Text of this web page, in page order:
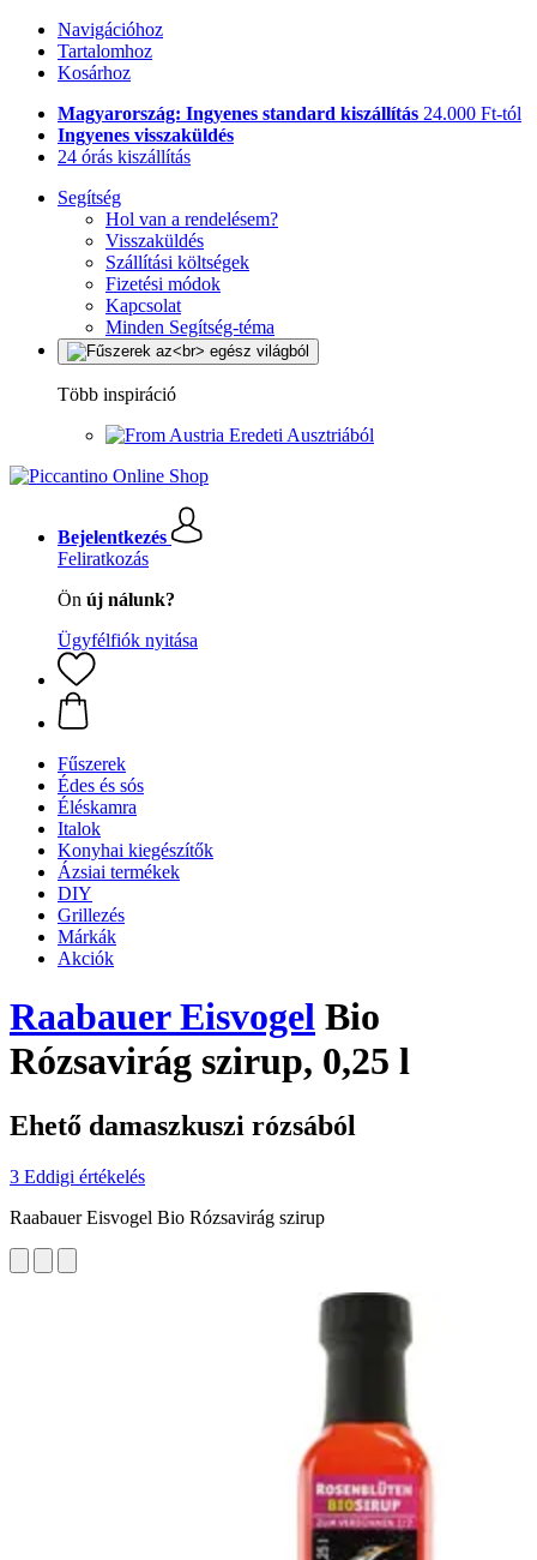
Navigációhoz
Tartalomhoz
Kosárhoz
Magyarország: Ingyenes standard kiszállítás 24.000 Ft-tól
Ingyenes visszaküldés
24 órás kiszállítás
Segítség
Hol van a rendelésem?
Visszaküldés
Szállítási költségek
Fizetési módok
Kapcsolat
Minden Segítség-téma
Több inspiráció
Eredeti Ausztriából
Bejelentkezés
Feliratkozás
Ön új nálunk?
Ügyfélfiók nyitása
Fűszerek
Édes és sós
Éléskamra
Italok
Konyhai kiegészítők
Ázsiai termékek
DIY
Grillezés
Márkák
Akciók
Raabauer Eisvogel Bio
Rózsavirág szirup, 0,25 l
Ehető damaszkuszi rózsából
3 Eddigi értékelés
Raabauer Eisvogel Bio Rózsavirág szirup